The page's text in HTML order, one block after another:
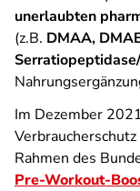
unerlaubten
(z.B. DMAA,
Im Dezember
Rahmen des
Pre-Workout-